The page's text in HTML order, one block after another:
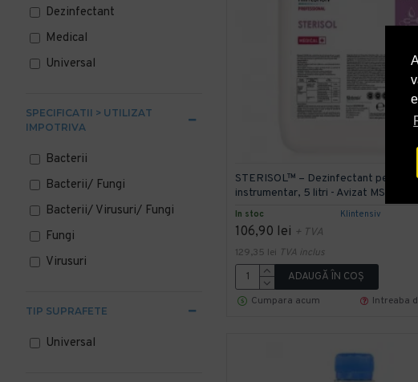
Dezinfectant
Medical
Universal
SPECIFICATII > UTILIZAT
IMPOTRIVA
Bacterii
Bacterii/ Fungi
Bacterii/ Virusuri/ Fungi
Fungi
Virusuri
TIP SUPRAFETE
Universal
In stoc Klintensiv
STERISOL™ – Dezinfectant pentru
instrumentar, 5 litri - Avizat MS
106,90 lei + TVA
129,35 lei TVA inclus
ADAUGĂ ÎN COŞ
Cumpara acum
Intreaba